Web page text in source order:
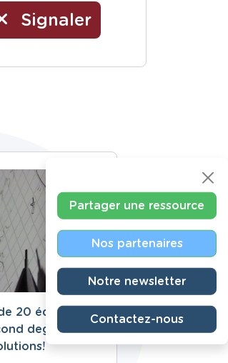
Signaler
20 équations
degré +
Partager une ressource
Nos partenaires
Notre newsletter
Contactez-nous